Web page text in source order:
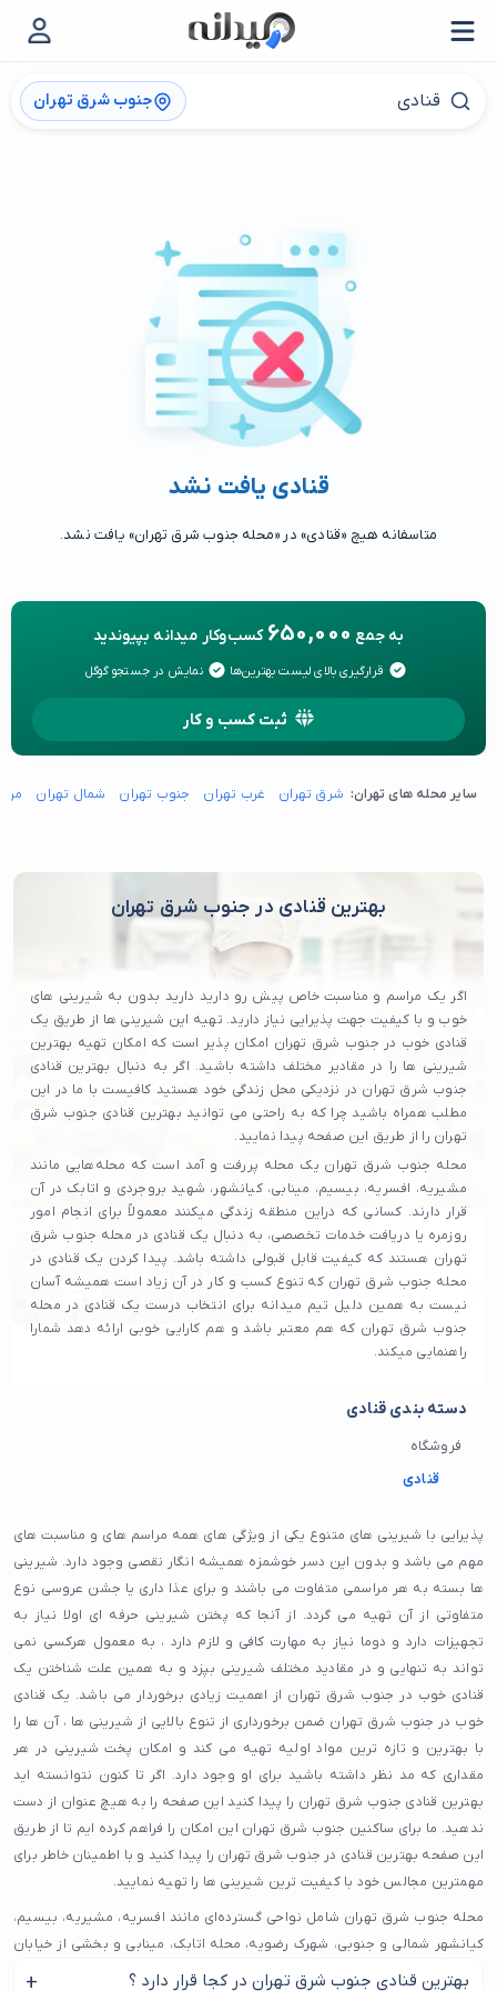
جنوب شرق تهران
قنادی یافت نشد
متاسفانه هیچ «قنادی» در «محله جنوب شرق تهران» یافت نشد.
به جمع 650,000 کسب‌وکار میدانه بپیوندید
قرارگیری بالای لیست بهترین‌ها نمایش در جستجو گوگل
ثبت کسب و کار
سایر محله های تهران: شرق تهران غرب تهران جنوب تهران شمال تهران
بهترین قنادی در جنوب شرق تهران
اگر یک مراسم و مناسبت خاص پیش رو دارید دارید بدون به شیرینی های
خوب و با کیفیت جهت پذیرایی نیاز دارید. تهیه این شیرینی ها از طریق یک
قنادی خوب در جنوب شرق تهران امکان پذیر است که امکان تهیه بهترین
شیرینی ها را در مقادیر مختلف داشته باشید. اگر به دنبال بهترین قنادی
جنوب شرق تهران در نزدیکی محل زندگی خود هستید کافیست با ما در این
مطلب همراه باشید چرا که به راحتی می توانید بهترین قنادی جنوب شرق
تهران را از طریق این صفحه پیدا نمایید.
محله جنوب شرق تهران یک محله پررفت و آمد است که محله‌هایی مانند
مشیریه، افسریه، بیسیم، مینابی، کیانشهر، شهید بروجردی و اتابک در آن
قرار دارند. کسانی که دراین منطقه زندگی میکنند معمولاً برای انجام امور
روزمره یا دریافت خدمات تخصصی، به دنبال یک قنادی در محله جنوب شرق
تهران هستند که کیفیت قابل قبولی داشته باشد. پیدا کردن یک قنادی در
محله جنوب شرق تهران که تنوع کسب و کار در آن زیاد است همیشه آسان
نیست به همین دلیل تیم میدانه برای انتخاب درست یک قنادی در محله
جنوب شرق تهران که هم معتبر باشد و هم کارایی خوبی ارائه دهد شمارا
راهنمایی میکند.
دسته بندی قنادی
فروشگاه
قنادی
پذیرایی با شیرینی های متنوع یکی از ویژگی های همه مراسم های و مناسبت های
مهم می باشد و بدون این دسر خوشمزه همیشه انگار نقصی وجود دارد. شیرینی
ها بسته به هر مراسمی متفاوت می باشند و برای عذا داری یا جشن عروسی نوع
متفاوتی از آن تهیه می گردد. از آنجا که پختن شیرینی حرفه ای اولا نیاز به
تجهیزات دارد و دوما نیاز به مهارت کافی و لازم دارد ، به معمول هرکسی نمی
تواند به تنهایی و در مقادید مختلف شیرینی بپزد و به همین علت شناختن یک
قنادی خوب در جنوب شرق تهران از اهمیت زیادی برخوردار می باشد. یک قنادی
خوب در جنوب شرق تهران ضمن برخورداری از تنوع بالایی از شیرینی ها ، آن ها را
با بهترین و تازه ترین مواد اولیه تهیه می کند و امکان پخت شیرینی در هر
مقداری که مد نظر داشته باشید برای او وجود دارد. اگر تا کنون نتوانسته اید
بهترین قنادی جنوب شرق تهران را پیدا کنید این صفحه را به هیچ عنوان از دست
ندهید. ما برای ساکنین جنوب شرق تهران این امکان را فراهم کرده ایم تا از طریق
این صفحه بهترین قنادی در جنوب شرق تهران را پیدا کنید و با اطمینان خاطر برای
مهمترین مجالس خود با کیفیت ترین شیرینی ها را تهیه نمایید.
محله جنوب شرق تهران شامل نواحی گسترده‌ای مانند افسریه، مشیریه، بیسیم،
کیانشهر شمالی و جنوبی، شهرک رضویه، محله اتابک، مینابی و بخشی از خیابان
خاوران است. این منطقه به دلیل دسترسی مناسب به بزرگراه امام رضا، بزرگراه
بهترین قنادی جنوب شرق تهران در کجا قرار دارد ؟